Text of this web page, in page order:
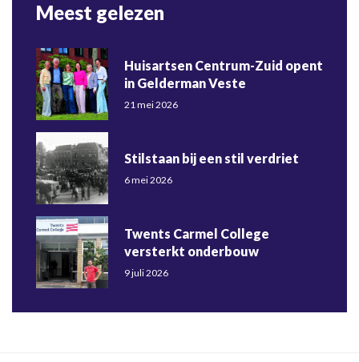
Meest gelezen
Huisartsen Centrum-Zuid opent
in Gelderman Veste
21 mei 2026
Stilstaan bij een stil verdriet
6 mei 2026
Twents Carmel College
versterkt onderbouw
9 juli 2026